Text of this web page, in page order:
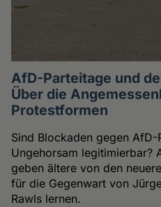
AfD-Parteitage und
Über die
Protestformen
Sind Blockaden gegen
Ungehorsam legitimierbar?
geben ältere von den
für die Gegenwart von
Rawls lernen.